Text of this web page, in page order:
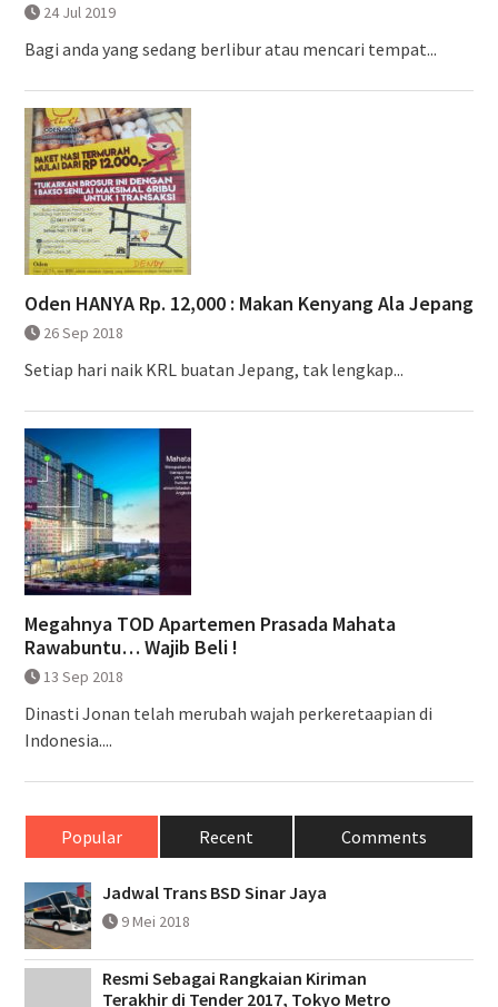
24 Jul 2019
Bagi anda yang sedang berlibur atau mencari tempat...
Oden HANYA Rp. 12,000 : Makan Kenyang Ala Jepang
26 Sep 2018
Setiap hari naik KRL buatan Jepang, tak lengkap...
Megahnya TOD Apartemen Prasada Mahata
Rawabuntu… Wajib Beli !
13 Sep 2018
Dinasti Jonan telah merubah wajah perkeretaapian di
Indonesia....
Popular Recent Comments
Jadwal Trans BSD Sinar Jaya
9 Mei 2018
Resmi Sebagai Rangkaian Kiriman
Terakhir di Tender 2017, Tokyo Metro